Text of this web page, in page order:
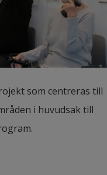
som centreras till
i huvudsak till